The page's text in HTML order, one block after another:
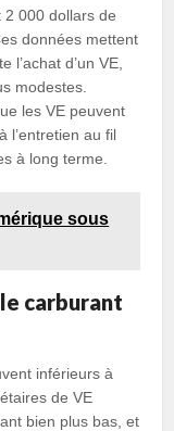
2 000 dollars de
données mettent
d’un VE,
modestes.
les VE peuvent
l’entretien au fil
à long terme.
sous
carburant
inférieurs à
de VE
bien plus bas, et